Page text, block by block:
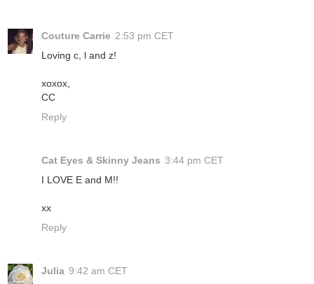
Couture Carrie 2:53 pm CET
Loving c, l and z!
xoxox,
CC
Reply
Cat Eyes & Skinny Jeans 3:44 pm CET
I LOVE E and M!!
xx
Reply
Julia 9:42 am CET